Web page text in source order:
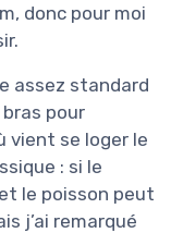
donc pour moi
assez standard
pour
vient se loger le
: si le
le poisson peut
j’ai remarqué